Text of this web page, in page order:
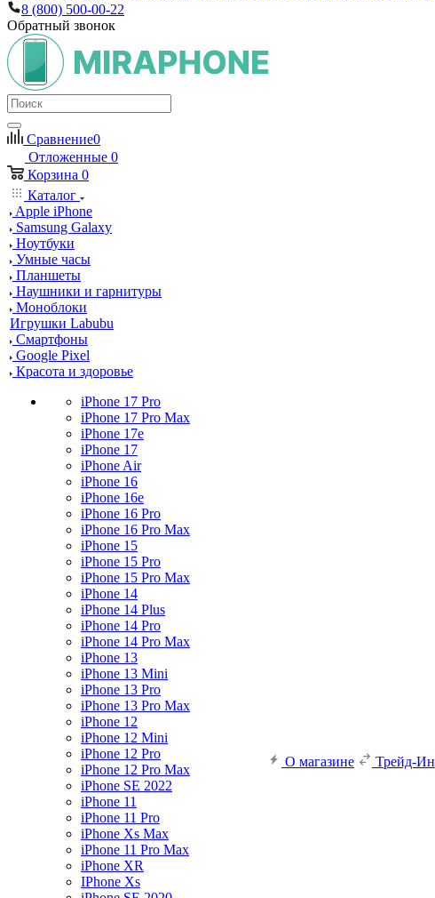
8 (800) 500-00-22
Обратный звонок
Сравнение0
Отложенные 0
Корзина 0
Каталог
Apple iPhone
Samsung Galaxy
Ноутбуки
Умные часы
Планшеты
Наушники и гарнитуры
Моноблоки
Игрушки Labubu
Смартфоны
Google Pixel
Красота и здоровье
iPhone 17 Pro
iPhone 17 Pro Max
iPhone 17e
iPhone 17
iPhone Air
iPhone 16
iPhone 16e
iPhone 16 Pro
iPhone 16 Pro Max
iPhone 15
iPhone 15 Pro
iPhone 15 Pro Max
iPhone 14
iPhone 14 Plus
iPhone 14 Pro
iPhone 14 Pro Max
iPhone 13
iPhone 13 Mini
iPhone 13 Pro
iPhone 13 Pro Max
iPhone 12
iPhone 12 Mini
iPhone 12 Pro
iPhone 12 Pro Max
iPhone SE 2022
iPhone 11
iPhone 11 Pro
iPhone Xs Max
iPhone 11 Pro Max
iPhone XR
IPhone Xs
О магазине Трейд-Ин